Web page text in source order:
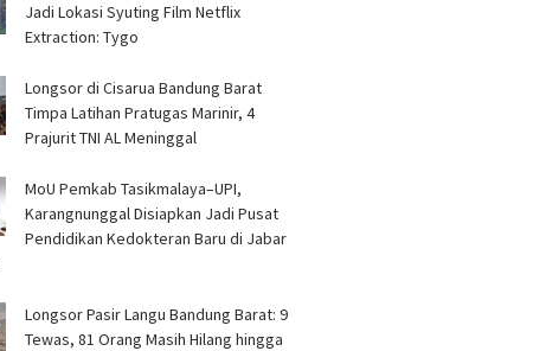
Jadi Lokasi Syuting Film Netflix
Extraction: Tygo
Longsor di Cisarua Bandung Barat
Timpa Latihan Pra­tugas Marinir, 4
Prajurit TNI AL Meninggal
MoU Pemkab Tasikmalaya–UPI,
Karangnunggal Disiapkan Jadi Pusat
Pendidikan Kedokteran Baru di Jabar
Longsor Pasir Langu Bandung Barat: 9
Tewas, 81 Orang Masih Hilang hingga